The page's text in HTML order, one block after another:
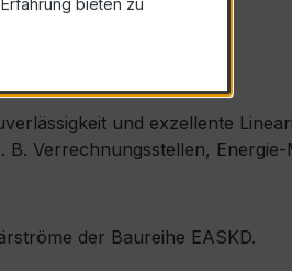
und exzellente
Verrechnungsstellen,
der Baureihe EASKD.
bieten zu